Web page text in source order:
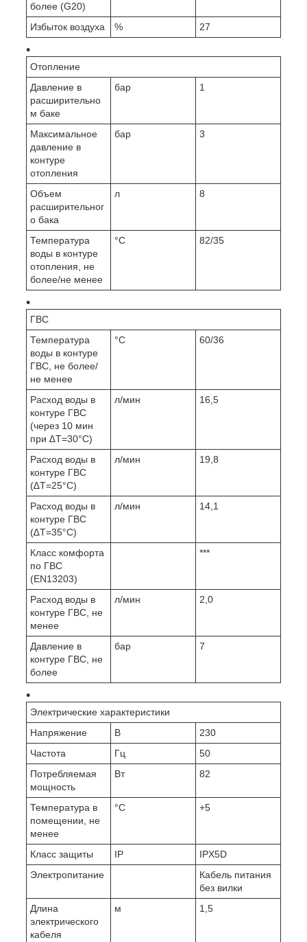
более (G20)
Избыток воздуха % 27
Отопление
Давление в
расширительно
м баке
бар 1
Максимальное
давление в
контуре
отопления
бар 3
Объем
расширительног
о бака
л 8
Температура
воды в контуре
отопления, не
более/не менее
°C 82/35
ГВС
Температура
воды в контуре
ГВС, не более/
не менее
°C 60/36
Расход воды в
контуре ГВС
(через 10 мин
при ∆Т=30°С)
л/мин 16,5
Расход воды в
контуре ГВС
(∆Т=25°С)
л/мин 19,8
Расход воды в
контуре ГВС
(∆Т=35°С)
л/мин 14,1
Класс комфорта
по ГВС
(EN13203)
***
Расход воды в
контуре ГВС, не
менее
л/мин 2,0
Давление в
контуре ГВС, не
более
бар 7
Электрические характеристики
Напряжение
В
230
Частота
Гц
50
Потребляемая
мощность
Вт 82
Температура в
помещении, не
менее
°C +5
Класс защиты IP
IPX5D
Электропитание
Кабель питания
без вилки
Длина
электрического
кабеля
м 1,5